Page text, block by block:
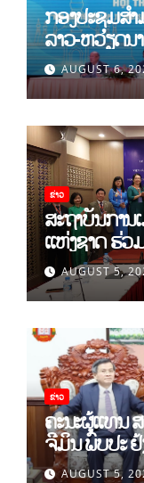
ກອງປະຊຸມສໍາ
ລາວ-ຫວຽດນ
ທິດສະດີ ແລະ
ສ້າງເສດຖະກິ
ເຂັ້ມແຂງ
AUGUST 6,
ຂ່າວ
ສະຖາບັນການ
ແຫ່ງຊາດ ຮ່ວ
ວິທະຍາສາດ
ການຮ່ວມມືທ
2030)
AUGUST 5,
ຂ່າວ
ຄະນະຜູ້ແທນ
ຈີມິນ ພົບປະ
ພັກAUGUST 5,